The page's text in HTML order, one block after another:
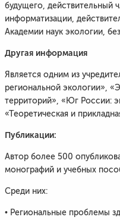
будущего, действительный
информатизации,
Академии наук экологии,
Другая информация
Является одним из
региональной экологии»,
территорий», «Юг России:
«Теоретическая и
Публикации:
Автор более 500
монографий и учебных
Среди них:
• Региональные проблемы